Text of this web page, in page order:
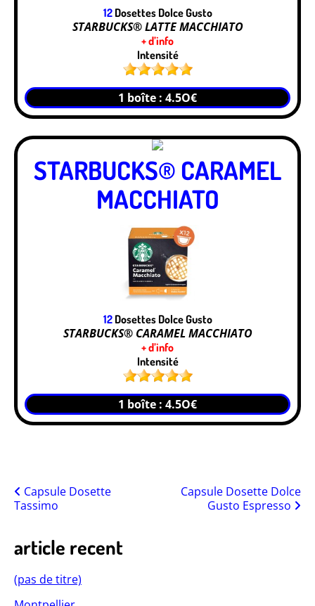
12Dosettes Dolce Gusto
STARBUCKS® LATTE MACCHIATO
+ d’info
Intensité
1 boîte : 4.5O€
STARBUCKS® CARAMEL
MACCHIATO
12Dosettes Dolce Gusto
STARBUCKS® CARAMEL MACCHIATO
+ d’info
Intensité
1 boîte : 4.5O€
Posts
Capsule Dosette
Tassimo
Capsule Dosette Dolce
Gusto Espresso
article recent
(pas de titre)